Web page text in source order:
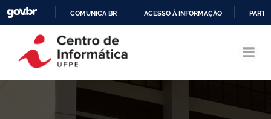
CONTEÚDO
COMUNICA BR ACESSO À INFORMAÇÃO